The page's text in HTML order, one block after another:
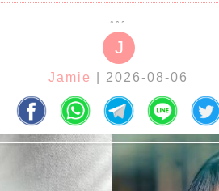
J
Jamie | 2026-08-06